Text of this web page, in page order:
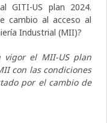
GITI-US plan 2024.
cambio al acceso al
Industrial (MII)?
vigor el MII-US plan
con las condiciones
por el cambio de